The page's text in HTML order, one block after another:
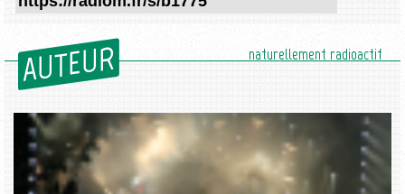
AUTEUR naturellement radioactif